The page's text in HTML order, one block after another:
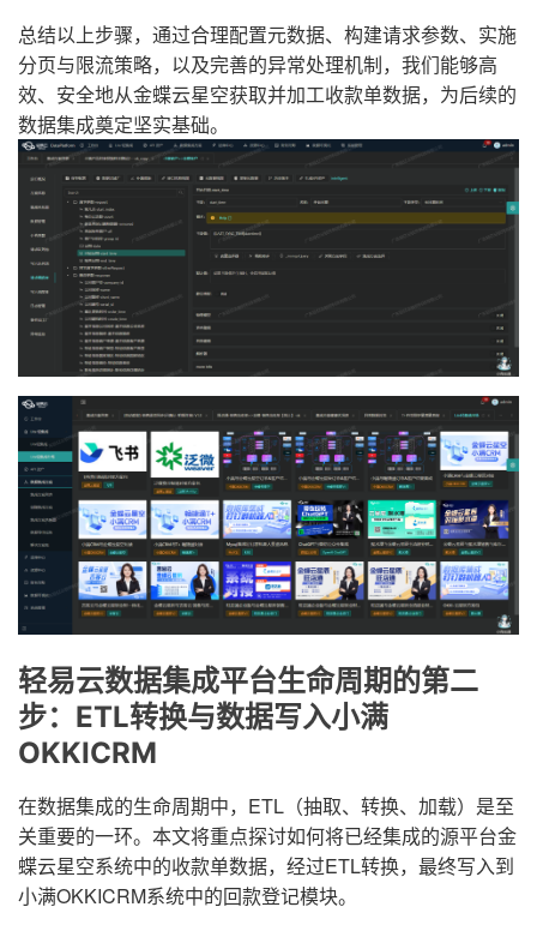
总结以上步骤，通过合理配置元数据、构建请求参数、实施
分页与限流策略，以及完善的异常处理机制，我们能够高
效、安全地从金蝶云星空获取并加工收款单数据，为后续的
数据集成奠定坚实基础。
轻易云数据集成平台生命周期的第二
步：ETL转换与数据写入小满
OKKICRM
在数据集成的生命周期中，ETL（抽取、转换、加载）是至
关重要的一环。本文将重点探讨如何将已经集成的源平台金
蝶云星空系统中的收款单数据，经过ETL转换，最终写入到
小满OKKICRM系统中的回款登记模块。